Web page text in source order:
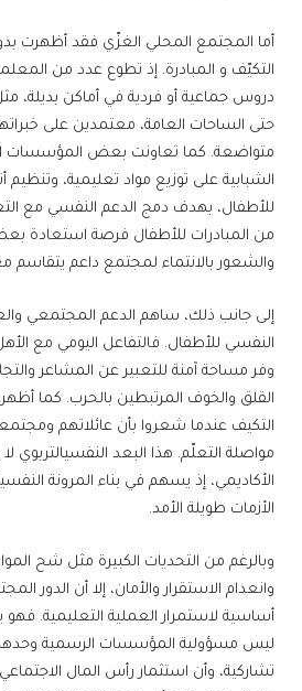
أما المجتمع المحلي الغزّي فقد أظهرت
التكيّف و المبادرة. إذ تطوع عدد من
دروس جماعية أو فردية في أماكن بديلة، مثل
حتى الساحات العامة، معتمدين على
متواضعة. كما تعاونت بعض المؤسسات
الشبابية على توزيع مواد تعليمية،
للأطفال، بهدف دمج الدعم النفسي مع
من المبادرات للأطفال فرصة استعادة
والشعور بالانتماء لمجتمع داعم يتقاسم
إلى جانب ذلك، ساهم الدعم المجتمعي
النفسي للأطفال. فالتفاعل اليومي مع
وفر مساحة آمنة للتعبير عن المشاعر
القلق والخوف المرتبطين بالحرب. كما
التكيف عندما شعروا بأن عائلاتهم
مواصلة التعلّم. هذا البعد النفسيالتربوي
الأكاديمي، إذ يسهم في بناء المرونة
الأزمات طويلة الأمد.
وبالرغم من التحديات الكبيرة مثل شح
وانعدام الاستقرار والأمان، إلا أن الدور
أساسية لاستمرار العملية التعليمية. فهو
ليس مسؤولية المؤسسات الرسمية
تشاركية، وأن استثمار رأس المال